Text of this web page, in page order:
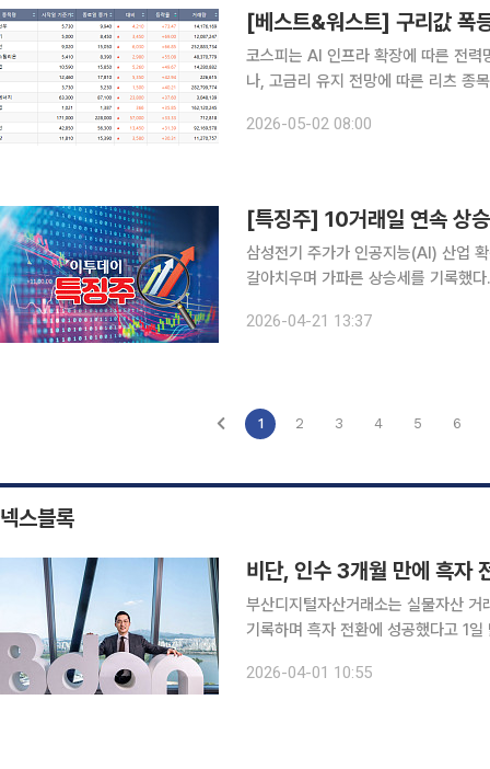
[베스트&워스트] 구리값 폭
코스피는 AI 인프라 확장에 따른 전력
나, 고금리 유지 전망에 따른 리츠 종
2026-05-02 08:00
[특징주] 10거래일 연속 상
삼성전기 주가가 인공지능(AI) 산업
갈아치우며 가파른 상승세를 기록했다. 21일 한국거래소에 따르면 삼성전기는 오후 1시33분
대 최고가를 경신했으며, 시가총액 역
2026-04-21 13:37
1 2 3 4 5 6
넥스블록
비단, 인수 3개월 만에 흑자
부산디지털자산거래소는 실물자산
기록하며 흑자 전환에 성공했다고 1일 밝혔다. 비단은 한국금거래소디지털에셋
48억9000만원의 영업손실을 기록
2026-04-01 10:55